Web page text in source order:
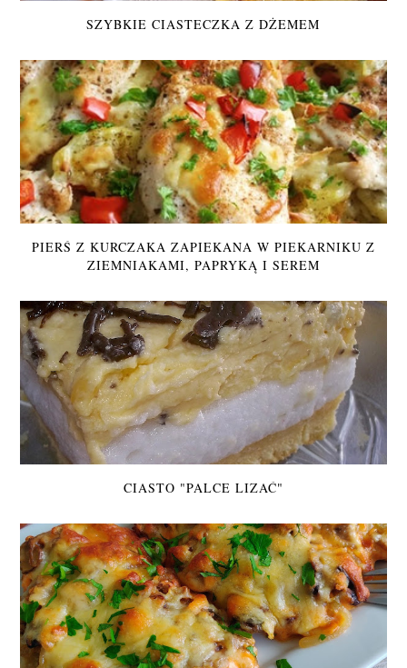
SZYBKIE CIASTECZKA Z DŻEMEM
PIERŚ Z KURCZAKA ZAPIEKANA W PIEKARNIKU Z
ZIEMNIAKAMI, PAPRYKĄ I SEREM
CIASTO "PALCE LIZAĆ"